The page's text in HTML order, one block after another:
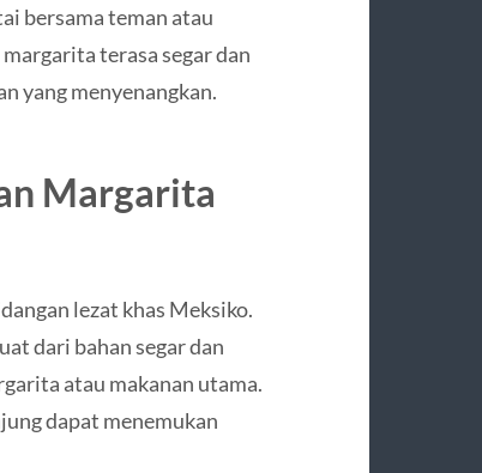
bersama teman atau
terasa segar dan
yang menyenangkan.
Margarita
lezat khas Meksiko.
dari bahan segar dan
atau makanan utama.
dapat menemukan